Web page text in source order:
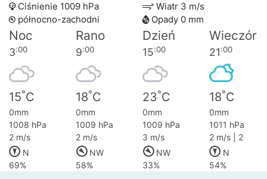
Ciśnienie 1009 hPa
Wiatr 3 m/s
północno-zachodni
Opady 0 mm
Noc Rano Dzień Wieczór
3:00 9:00 15:00 21:00
15°C 18°C 23°C 18°C
0mm 0mm 0mm
0mm
1008 hPa
1009 hPa 1009 hPa
1011 hPa
2 m/s
2 m/s 3 m/s
2 m/s | 2
N
NW NW
N
69%
58% 33% 54%